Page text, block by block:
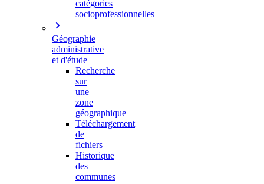
catégories
socioprofessionnelles
Géographie
administrative
et d'étude
Recherche
sur
une
zone
géographique
Téléchargement
de
fichiers
Historique
des
communes